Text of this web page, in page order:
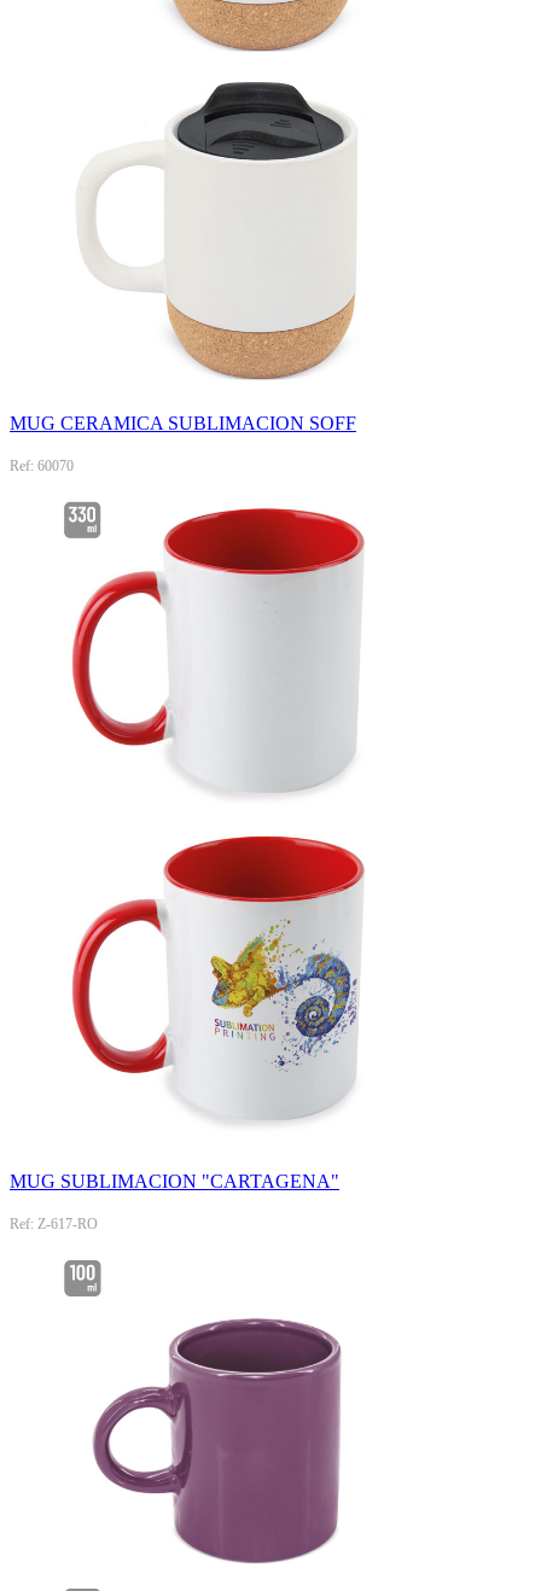
MUG CERAMICA SUBLIMACION SOFF
Ref: 60070
MUG SUBLIMACION "CARTAGENA"
Ref: Z-617-RO